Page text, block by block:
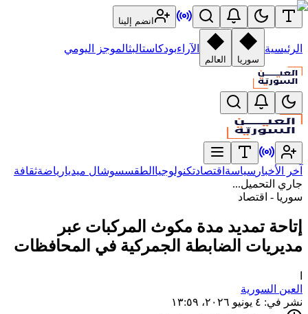
انضم إلينا
الرئيسية
سوريا العالم
الآراءبودكاستالبثالموجز اليومي
آخر الأخبار سياسة اقتصادتكنولوجيا الطقسسوشال ميديارياضةثقافة
جاري التحميل...
سوريا - اقتصاد
إتاحة تمديد مدة مكوث المركبات عبر
مديريات الضابطة الجمركية في المحافظات
العين السورية
نشر في: ٤ يونيو ٢٠٢٦، ١٣:٥٩